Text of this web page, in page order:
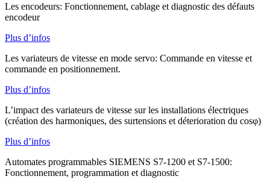
Les encodeurs: Fonctionnement, cablage et diagnostic des défauts
encodeur
Plus d’infos
Les variateurs de vitesse en mode servo: Commande en vitesse et
commande en positionnement.
Plus d’infos
L’impact des variateurs de vitesse sur les installations électriques
(création des harmoniques, des surtensions et déterioration du cosφ)
Plus d’infos
Automates programmables SIEMENS S7-1200 et S7-1500:
Fonctionnement, programmation et diagnostic